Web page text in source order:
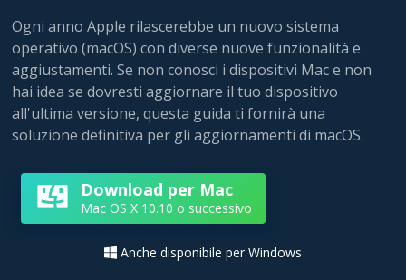
Ogni anno Apple rilascerebbe un nuovo sistema
operativo (macOS) con diverse nuove funzionalità e
aggiustamenti. Se non conosci i dispositivi Mac e non
hai idea se dovresti aggiornare il tuo dispositivo
all'ultima versione, questa guida ti fornirà una
soluzione definitiva per gli aggiornamenti di macOS.
Download per Mac
Mac OS X 10.10 o successivo
 Anche disponibile per Windows